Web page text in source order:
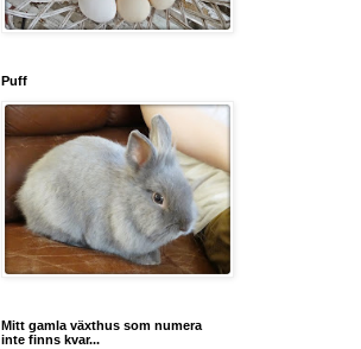
Puff
Mitt gamla växthus som numera
inte finns kvar...